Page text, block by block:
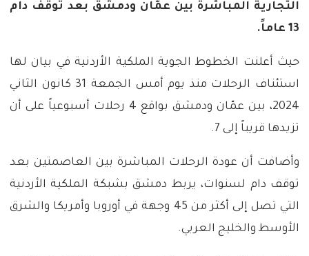
التجارية المباشرة بين عمّان ودمشق بعد توقف دام
13 عاماً.
حيث أعلنت الخطوط الجوية الملكية الأردنية في بيان لها
استئناف الرحلات منذ يوم أمس الجمعة 31 كانون الثاني
2024، بين عمّان ودمشق بواقع 4 رحلات أسبوعياً على أن
تزيدها قريباً إلى 7.
وأضافت أن عودة الرحلات المباشرة بين العاصمتين بعد
توقف دام لسنوات، يربط دمشق بشبكة الملكية الأردنية
التي تصل إلى أكثر من 45 وجهة في أوروبا وأمريكا والشرق
الأوسط والخليج العربي.